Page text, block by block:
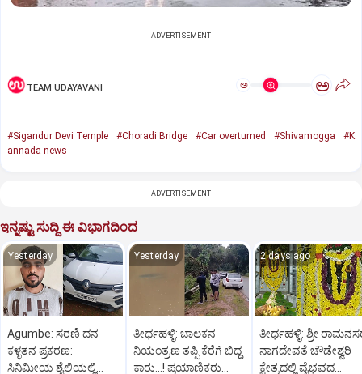
ADVERTISEMENT
TEAM UDAYAVANI ಅ ಅ
#Sigandur Devi Temple #Choradi Bridge #Car overturned #Shivamogga
#K
annada news
ADVERTISEMENT
ಇನ್ನಷ್ಟು ಸುದ್ದಿ ಈ ವಿಭಾಗದಿಂದ
Yesterday
Agumbe: ಸರಣಿ ದನ
ಕಳ್ಳತನ ಪ್ರಕರಣ:
ಸಿನಿಮೀಯ ಶೈಲಿಯಲ್ಲಿ
Yesterday
ತೀರ್ಥಹಳ್ಳಿ: ಚಾಲಕನ
ನಿಯಂತ್ರಣ ತಪ್ಪಿ ಕೆರೆಗೆ ಬಿದ್ದ
ಕಾರು...! ಪ್ರಯಾಣಿಕರು
2 days ago
ತೀರ್ಥಹಳ್ಳಿ: ಶ್ರೀ
ನಾಗದೇವತೆ ಚೌಡೇಶ್ವರಿ
ಕ್ಷೇತ್ರದಲ್ಲಿ ವೈಭವದ